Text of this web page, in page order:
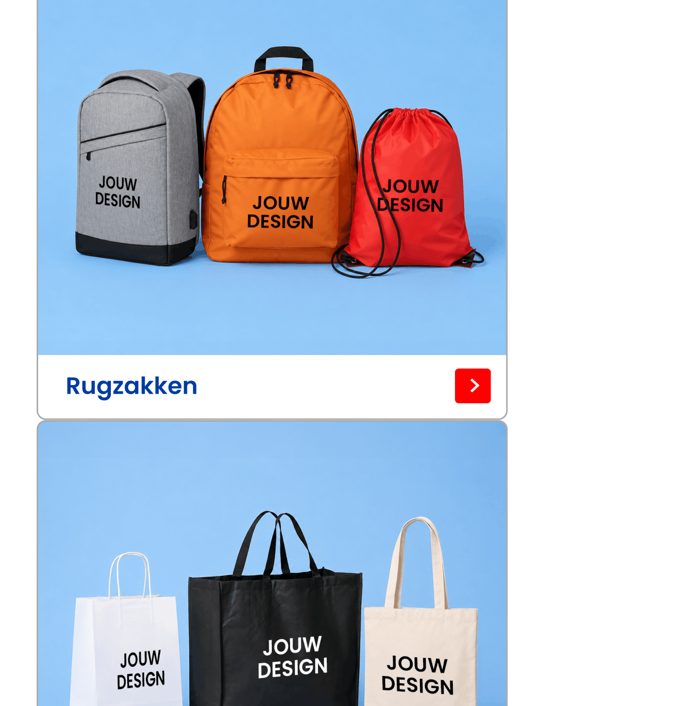
Toon submenu voor Eten & Tafelen categorie
Toon submenu voor Kinderen categorie
Toon submenu voor Kleding categorie
Toon submenu voor Duurzaam categorie
Toon submenu voor Inspiratie categorie
Acties & overig
Toon submenu voor Acties & overig categorie